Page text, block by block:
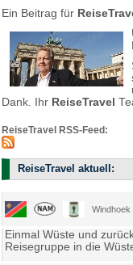
Ein Beitrag für
Dank. Ihr ReiseTravel
ReiseTravel RSS-Feed:
ReiseTravel aktuell:
Windhoek
Einmal Wüste und
Reisegruppe in die